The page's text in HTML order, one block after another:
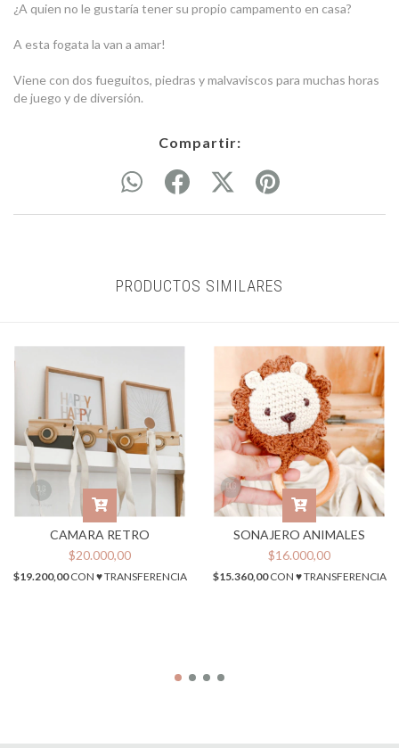
¿A quien no le gustaría tener su propio campamento en casa?
A esta fogata la van a amar!
Viene con dos fueguitos, piedras y malvaviscos para muchas horas
de juego y de diversión.
Compartir:
PRODUCTOS SIMILARES
CAMARA RETRO
$20.000,00
$19.200,00CON ♥ TRANSFERENCIA
SONAJERO ANIMALES
$16.000,00
$15.360,00CON ♥ TRANSFERENCIA